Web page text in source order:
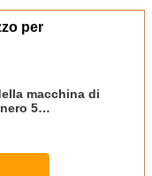
per
macchina di
5